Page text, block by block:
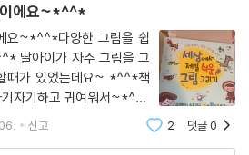
이에요~*^^*
요~*^^*다양한 그림을 쉽
딸아이가 자주 그림을 그
때가 있었는데요~ *^^*책
자기하고 귀여워서~*^^*
크고 보기가 편하네요~~
고 좋은책 많이 부탁드립
신고 2 댓글0